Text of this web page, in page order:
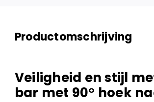
Productomschrijving
Veiligheid en stijl
bar met 90° hoek